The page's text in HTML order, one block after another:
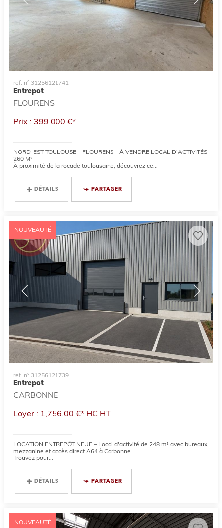
ref. n° 31256121741
Entrepot
FLOURENS
Prix : 399 000 €*
NORD-EST TOULOUSE – FLOURENS – À VENDRE LOCAL D'ACTIVITÉS
260 M²
À proximité de la rocade toulousaine, découvrez ce...
DÉTAILS PARTAGER
NOUVEAUTÉ
ref. n° 31256121739
Entrepot
CARBONNE
Loyer : 1,756.00 €* HC HT
LOCATION ENTREPÔT NEUF – Local d'activité de 248 m² avec bureaux,
mezzanine et accès direct A64 à Carbonne
Trouvez pour...
DÉTAILS PARTAGER
NOUVEAUTÉ